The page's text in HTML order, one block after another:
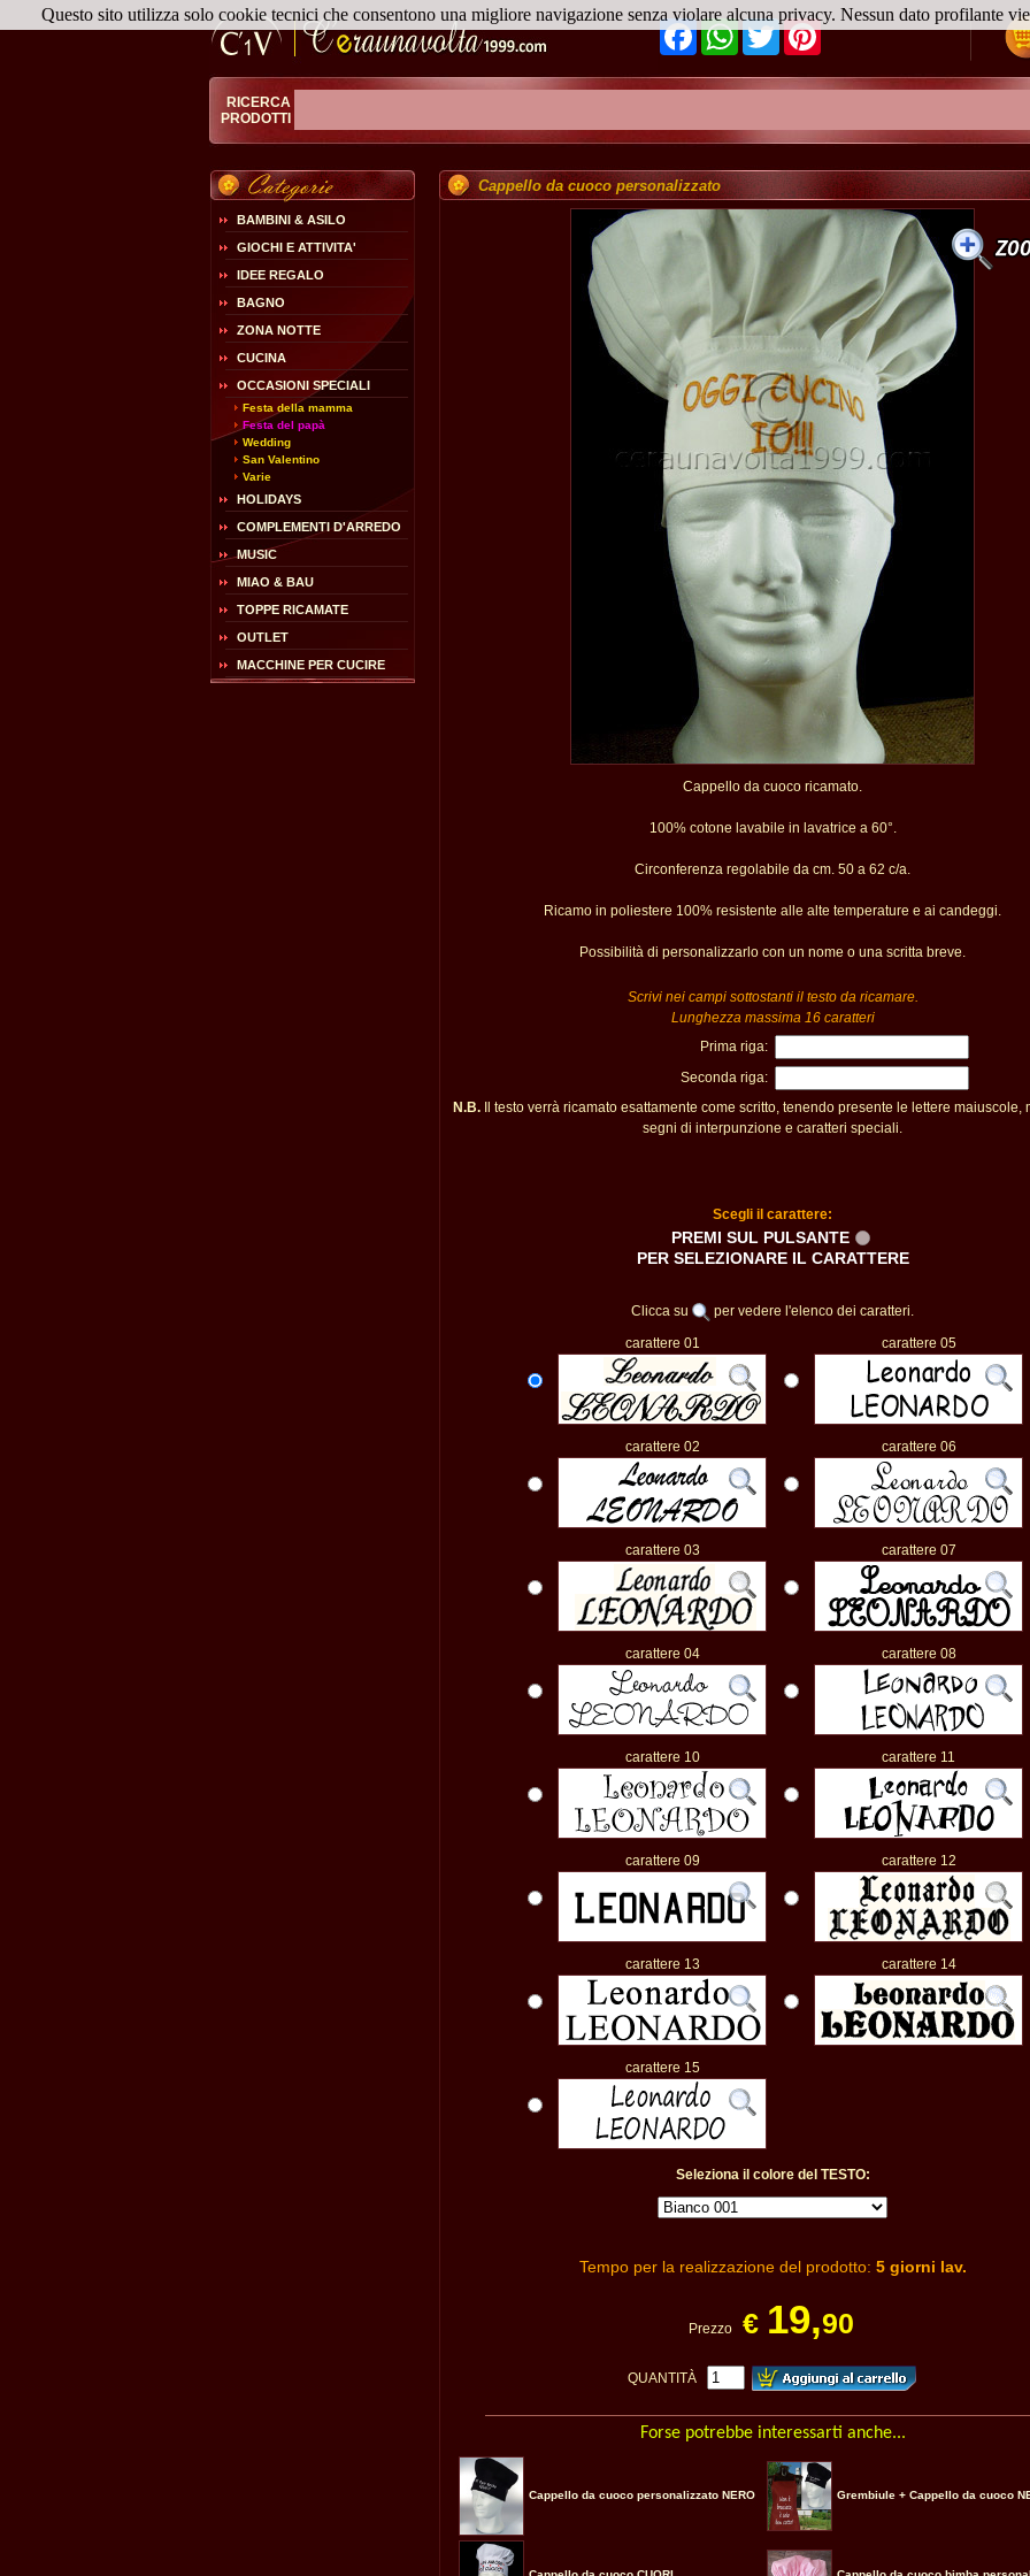
FacebookWhatsApp
TwitterPinterest
RICERCA
PRODOTTI
BAMBINI & ASILO
GIOCHI E ATTIVITA'
IDEE REGALO
BAGNO
ZONA NOTTE
CUCINA
OCCASIONI SPECIALI
Festa della mamma
Festa del papà
Wedding
San Valentino
Varie
HOLIDAYS
COMPLEMENTI D'ARREDO
MUSIC
MIAO & BAU
TOPPE RICAMATE
OUTLET
MACCHINE PER CUCIRE
Cappello da cuoco personalizzato
Cappello da cuoco ricamato.
100% cotone lavabile in lavatrice a 60°.
Circonferenza regolabile da cm. 50 a 62 c/a.
Ricamo in poliestere 100% resistente alle alte temperature e ai candeggi.
Possibilità di personalizzarlo con un nome o una scritta breve.
Scrivi nei campi sottostanti il testo da ricamare.
Lunghezza massima 16 caratteri
Prima riga:
Seconda riga:
N.B.Il testo verrà ricamato esattamente come scritto, tenendo presente le lettere maiuscole,
segni di interpunzione e caratteri speciali.
Scegli il carattere:
PREMI SUL PULSANTE
PER SELEZIONARE IL CARATTERE
Clicca su
per vedere l'elenco dei caratteri.
carattere 01
carattere 05
carattere 02 carattere 06
carattere 03 carattere 07
carattere 04 carattere 08
carattere 10 carattere 11
carattere 09 carattere 12
carattere 13 carattere 14
carattere 15
Seleziona il colore del TESTO:
Tempo per la realizzazione del prodotto: 5 giorni lav.
Prezzo € 19,90
QUANTITÀ
Forse potrebbe interessarti anche...
Cappello da cuoco personalizzato NERO Grembiule + Cappello da cuoco
Questo sito utilizza solo cookie tecnici che consentono una migliore navigazione senza violare alcuna privacy. Nessun dato profilante